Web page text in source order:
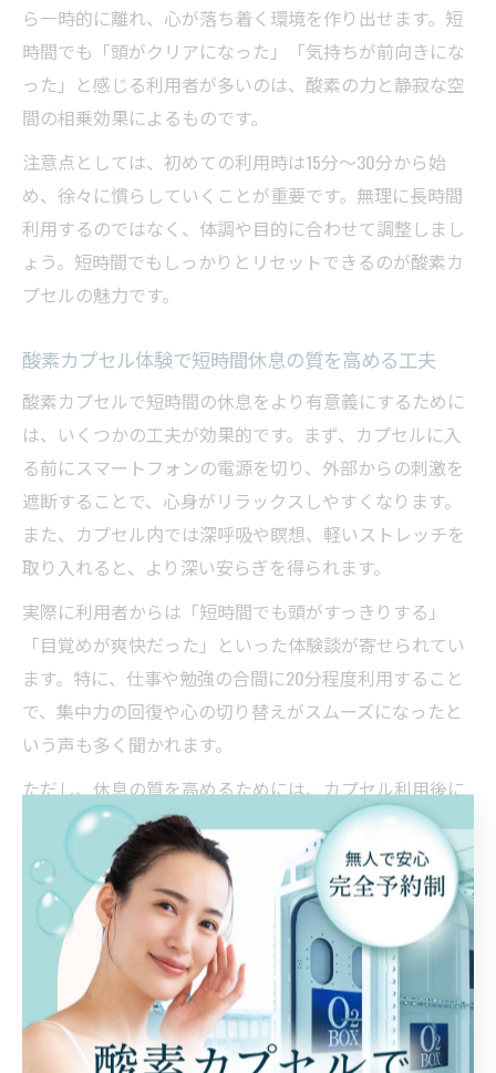
ら一時的に離れ、心が落ち着く環境を作り出せます。短
時間でも「頭がクリアになった」「気持ちが前向きにな
った」と感じる利用者が多いのは、酸素の力と静寂な空
間の相乗効果によるものです。
注意点としては、初めての利用時は15分〜30分から始
め、徐々に慣らしていくことが重要です。無理に長時間
利用するのではなく、体調や目的に合わせて調整しまし
ょう。短時間でもしっかりとリセットできるのが酸素カ
プセルの魅力です。
酸素カプセル体験で短時間休息の質を高める工夫
酸素カプセルで短時間の休息をより有意義にするために
は、いくつかの工夫が効果的です。まず、カプセルに入
る前にスマートフォンの電源を切り、外部からの刺激を
遮断することで、心身がリラックスしやすくなります。
また、カプセル内では深呼吸や瞑想、軽いストレッチを
取り入れると、より深い安らぎを得られます。
実際に利用者からは「短時間でも頭がすっきりする」
「目覚めが爽快だった」といった体験談が寄せられてい
ます。特に、仕事や勉強の合間に20分程度利用すること
で、集中力の回復や心の切り替えがスムーズになったと
いう声も多く聞かれます。
ただし、休息の質を高めるためには、カプセル利用後に
急激な運動や食事を避け、しばらくゆったりと過ごすこ
とが大切です。初心者の方は、スタッフのアドバイスを
受けながら自分に合った過ごし方を見つけてみましょ
う。
酸素カプセルは短時間でも癒やし効果が持続する
酸素カプセルは短時間の利用でも、その癒やし効果が持
続しやすい点が魅力です。高濃度酸素で血流や代謝が活